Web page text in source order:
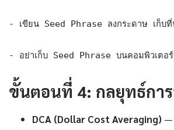
- เขียน Seed Phrase ลงกระดาษ เก็บที่
- อย่าเก็บ Seed Phrase บนคอมพิวเตอ
ขั้นตอนที่ 4: กลยุทธ์กา
DCA (Dollar Cost Averaging) —